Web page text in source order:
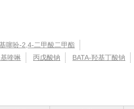
噻吩-2,4-二甲酸二甲酯
喹啉 丙戊酸钠 BATA-羟基丁酸钠